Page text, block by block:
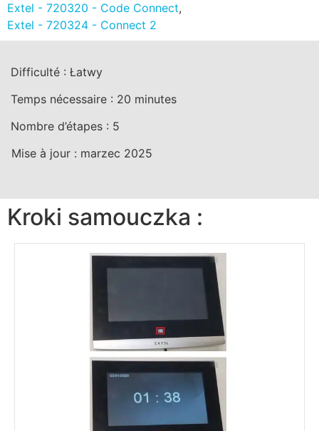
Extel - 720320 - Code Connect,
Extel - 720324 - Connect 2
Difficulté : Łatwy
Temps nécessaire : 20 minutes
Nombre d’étapes : 5
Mise à jour : marzec 2025
Kroki samouczka :